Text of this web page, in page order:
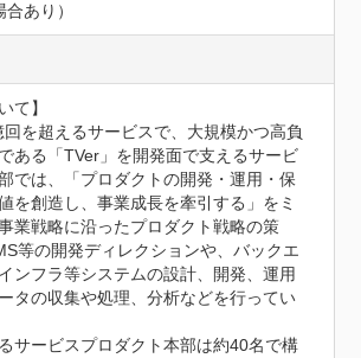
あり）
て】
を超えるサービスで、大規模かつ高負
ある「TVer」を開発面で支えるサービ
では、「プロダクトの開発・運用・保
を創造し、事業成長を牽引する」をミ
業戦略に沿ったプロダクト戦略の策
等の開発ディレクションや、バックエ
ンフラ等システムの設計、開発、運用
タの収集や処理、分析などを行ってい
サービスプロダクト本部は約40名で構